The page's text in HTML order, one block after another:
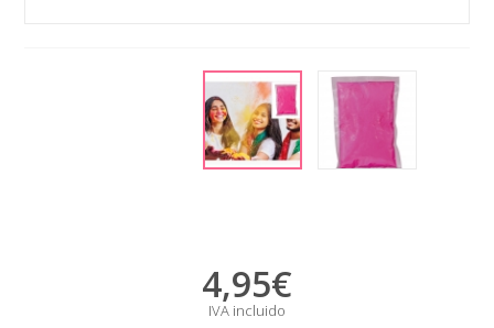
4,95€
IVA incluido